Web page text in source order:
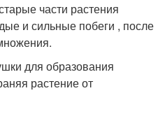
части растения
и сильные побеги , после
для образования
растение от